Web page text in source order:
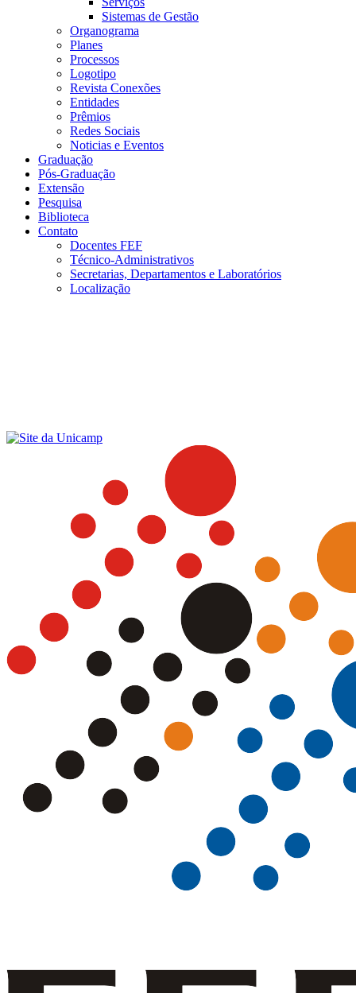
Sistemas de Gestão
Organograma
Planes
Processos
Logotipo
Revista Conexões
Entidades
Prêmios
Redes Sociais
Noticias e Eventos
Graduação
Pós-Graduação
Extensão
Pesquisa
Biblioteca
Contato
Docentes FEF
Técnico-Administrativos
Secretarias, Departamentos e Laboratórios
Localização